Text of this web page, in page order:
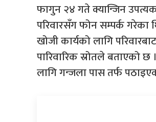
फागुन २४ गते क्यान्जिन
परिवारसँग फोन सम्पर्क गरेका
खोजी कार्यको लागि
पारिवारिक स्रोतले बताएको
लागि गन्जला पास तर्फ